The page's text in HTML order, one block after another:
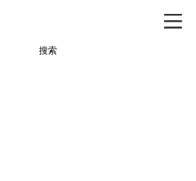
搜索